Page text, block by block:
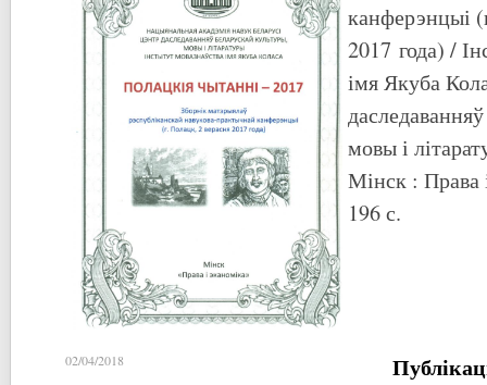
канферэнцыі
2017 года) /
імя Якуба
мовы і
Мінск : Права
196 с.
02/04/2018